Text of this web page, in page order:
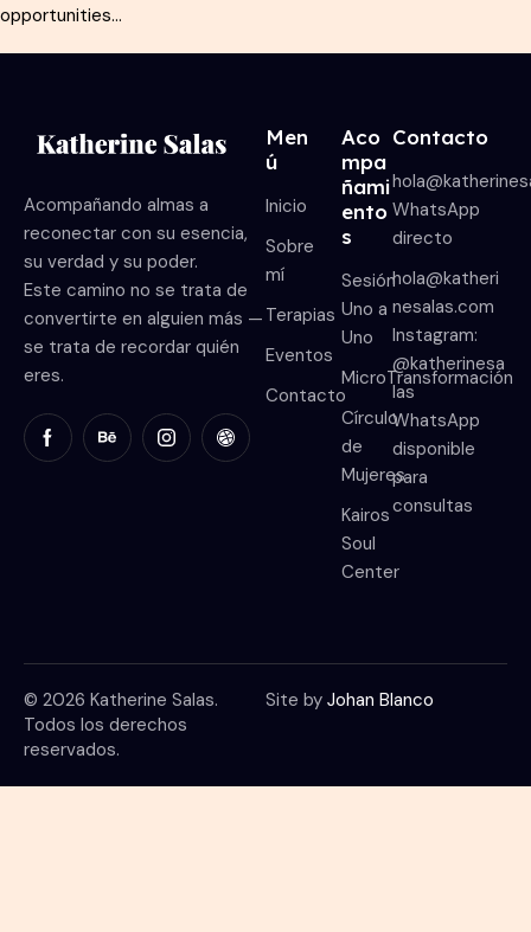
opportunities…
Acompañando almas a
reconectar con su esencia,
su verdad y su poder.
Este camino no se trata de
convertirte en alguien más —
se trata de recordar quién
eres.
Men
ú
Inicio
Sobre
mí
Terapias
Eventos
Contacto
Aco
mpa
ñami
ento
s
Sesión
Uno a
Uno
MicroTransformación
Círculo
de
Mujeres
Kairos
Soul
Center
Contacto
WhatsApp
directo
hola@katheri
nesalas.com
Instagram:
@katherinesa
las
WhatsApp
disponible
para
consultas
© 2026 Katherine Salas.
Todos los derechos
reservados.
Site by Johan Blanco